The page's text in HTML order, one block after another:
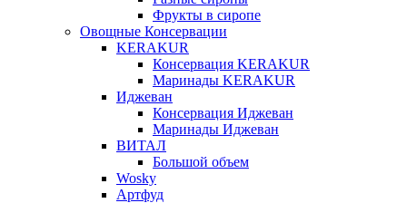
Фрукты в сиропе
Овощные Консервации
KERAKUR
Консервация KERAKUR
Маринады KERAKUR
Иджеван
Консервация Иджеван
Маринады Иджеван
ВИТАЛ
Большой объем
Wosky
Артфуд